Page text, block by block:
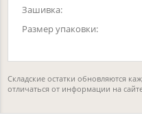
Зашивка:
Размер упаковки:
Складские остатки обновляются
отличаться от информации на